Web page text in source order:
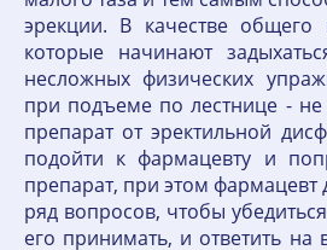
эрекции. В качестве
которые начинают
несложных физических
при подъеме по лестнице -
препарат от эректильной
подойти к фармацевту и
препарат, при этом фармацевт
ряд вопросов, чтобы
его принимать, и ответить